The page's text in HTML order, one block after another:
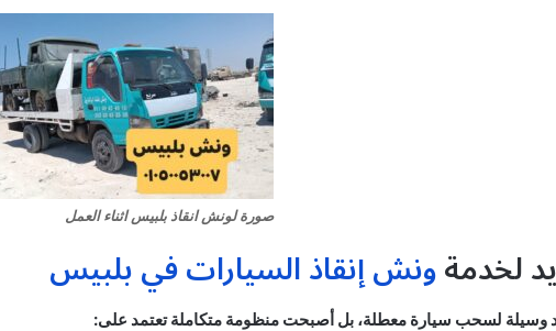
صورة لونش انقاذ بلبيس اثناء العمل
لخدمةونش إنقاذ السيارات في بلبيس
وسيلة لسحب سيارة معطلة، بل أصبحت منظومة متكاملة تعتمد على: